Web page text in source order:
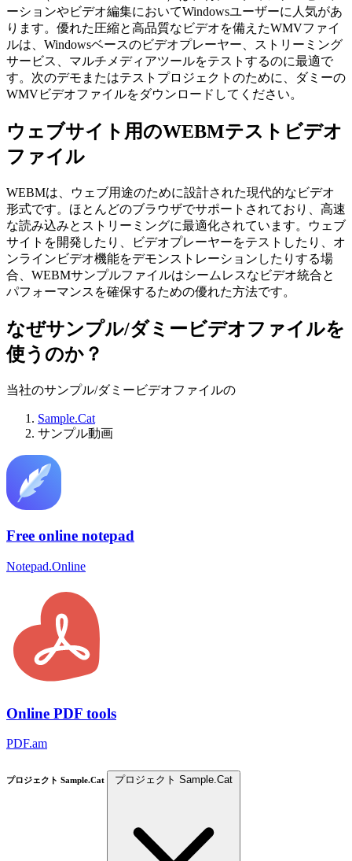
ーションやビデオ編集においてWindowsユーザーに人気があ
ります。優れた圧縮と高品質なビデオを備えたWMVファイ
ルは、Windowsベースのビデオプレーヤー、ストリーミング
サービス、マルチメディアツールをテストするのに最適で
す。次のデモまたはテストプロジェクトのために、ダミーの
WMVビデオファイルをダウンロードしてください。
ウェブサイト用のWEBMテストビデオ
ファイル
WEBMは、ウェブ用途のために設計された現代的なビデオ
形式です。ほとんどのブラウザでサポートされており、高速
な読み込みとストリーミングに最適化されています。ウェブ
サイトを開発したり、ビデオプレーヤーをテストしたり、オ
ンラインビデオ機能をデモンストレーションしたりする場
合、WEBMサンプルファイルはシームレスなビデオ統合と
パフォーマンスを確保するための優れた方法です。
なぜサンプル/ダミービデオファイルを
使うのか？
当社のサンプル/ダミービデオファイルの
Sample.Cat
サンプル動画
Free online notepad
Notepad.Online
Online PDF tools
PDF.am
プロジェクト Sample.Cat プロジェクト Sample.Cat